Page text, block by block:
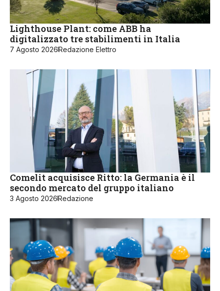
Lighthouse Plant: come ABB ha
digitalizzato tre stabilimenti in Italia
7 Agosto 2026Redazione Elettro
Comelit acquisisce Ritto: la Germania è il
secondo mercato del gruppo italiano
3 Agosto 2026Redazione